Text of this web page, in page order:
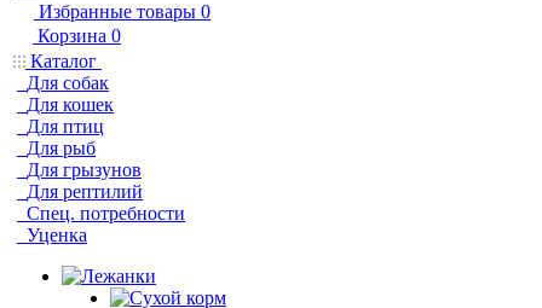
Избранные товары 0
Корзина 0
Каталог
Для собак
Для кошек
Для птиц
Для рыб
Для грызунов
Для рептилий
Спец. потребности
Уценка